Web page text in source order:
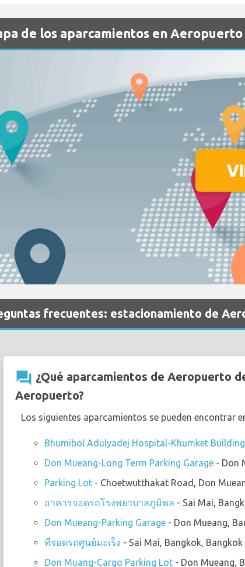
de los aparcamientos en
frecuentes: estacionamiento de
question_answer ¿Qué aparcamientos de Aeropuerto
Aeropuerto?
Los siguientes aparcamientos se pueden encontrar
Bhumibol Adulyadej Hospital-Khumket Building
Don Mueang-Long Term Parking Garage - Don
Parking Lot - Choetwutthakat Road, Don
อาคารจอดรถโรงพยาบาลภูมิพล - Sai Mai,
Don Mueang-Parking Garage - Don Mueang,
ที่จอดรถศูนย์มะเร็ง - Sai Mai, Bangkok,
Don Muang-Cargo Parking Lot - Don Mueang,